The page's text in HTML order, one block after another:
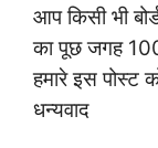
आप किसी भी
का पूछ जगह
हमारे इस पोस्ट
धन्यवाद